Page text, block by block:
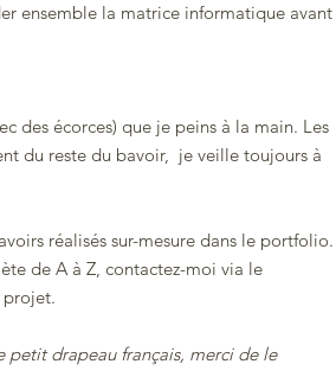
ensemble la matrice informatique avant
des écorces) que je peins à la main. Les
du reste du bavoir, je veille toujours à
réalisés sur-mesure dans le portfolio.
de A à Z, contactez-moi via le
projet.
petit drapeau français, merci de le